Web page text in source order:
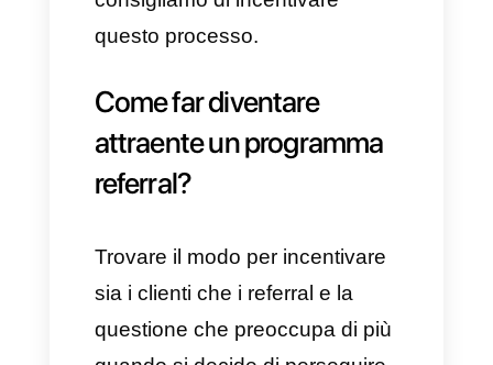
Tieni però sempre a mente che
occupare di altre strategie di
marketingche rispondano a
caratteristiche differenti.
Sicuramente avere
raccomandazioni ha un alto
tasso di conversione, quindi